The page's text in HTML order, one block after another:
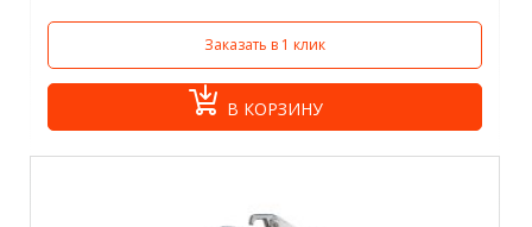
Заказать в 1 клик
В КОРЗИНУ